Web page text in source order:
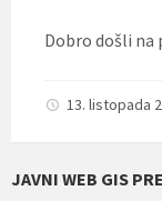
Dobro došli na
13. listopada
JAVNI WEB GIS